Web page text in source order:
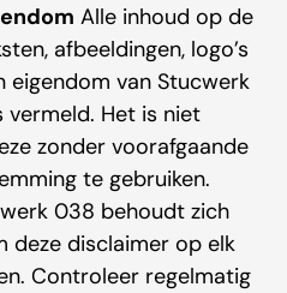
Alle inhoud op de
afbeeldingen, logo’s
eigendom van Stucwerk
vermeld. Het is niet
zonder voorafgaande
te gebruiken.
038 behoudt zich
deze disclaimer op elk
Controleer regelmatig